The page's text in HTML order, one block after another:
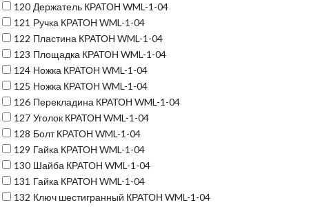
120 Держатель КРАТОН WML-1-04
121 Ручка КРАТОН WML-1-04
122 Пластина КРАТОН WML-1-04
123 Площадка КРАТОН WML-1-04
124 Ножка КРАТОН WML-1-04
125 Ножка КРАТОН WML-1-04
126 Перекладина КРАТОН WML-1-04
127 Уголок КРАТОН WML-1-04
128 Болт КРАТОН WML-1-04
129 Гайка КРАТОН WML-1-04
130 Шайба КРАТОН WML-1-04
131 Гайка КРАТОН WML-1-04
132 Ключ шестигранный КРАТОН WML-1-04